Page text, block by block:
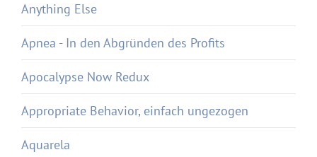
Anything Else
Apnea - In den Abgründen des Profits
Apocalypse Now Redux
Appropriate Behavior, einfach ungezogen
Aquarela